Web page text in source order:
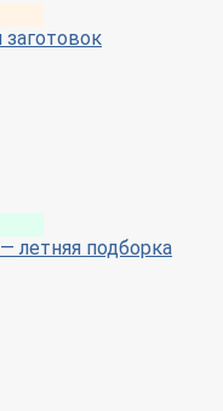
летняя подборка